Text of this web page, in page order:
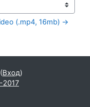
(.mp4, 16mb) →
Вход)
2017